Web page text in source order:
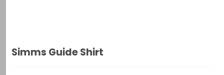
Simms Guide Shirt